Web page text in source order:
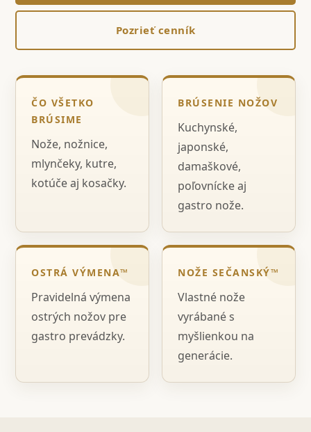
Pozrieť cenník
ČO VŠETKO
BRÚSIME
Nože, nožnice,
mlynčeky, kutre,
kotúče aj kosačky.
BRÚSENIE NOŽOV
Kuchynské,
japonské,
damaškové,
poľovnícke aj
gastro nože.
OSTRÁ VÝMENA™
Pravidelná výmena
ostrých nožov pre
gastro prevádzky.
NOŽE SEČANSKÝ™
Vlastné nože
vyrábané s
myšlienkou na
generácie.